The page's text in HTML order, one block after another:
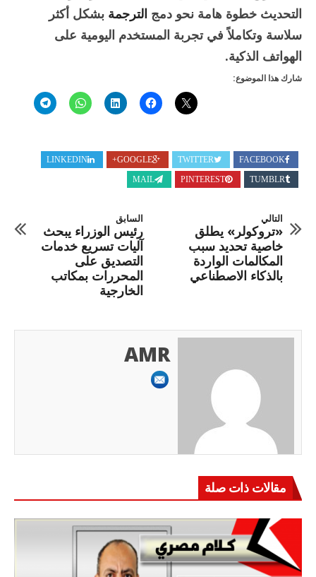
التحديث خطوة هامة نحو دمجالترجمةبشكل أكثر
سلاسة وتكاملاً في تجربة المستخدم اليومية على
الهواتف الذكية.
شارك هذا الموضوع:
FACEBOOK
TWITTER
GOOGLE+
LINKEDIN
TUMBLR
PINTEREST
MAIL
السابق
رئيس الوزراء يبحث
آليات تسريع خدمات
التصديق على
المحررات بمكاتب
الخارجية
التالي
«تروكولر» يطلق
خاصية تحديد سبب
المكالمات الواردة
بالذكاء الاصطناعي
AMR
مقالات ذات صلة